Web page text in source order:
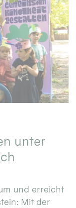
unter
und erreicht
Mit der